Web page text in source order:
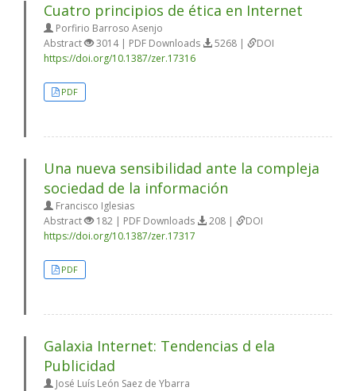
Cuatro principios de ética en Internet
Porfirio Barroso Asenjo
Abstract
3014 | PDF Downloads 5268 |
DOI
https://doi.org/10.1387/zer.17316
PDF
Una nueva sensibilidad ante la compleja
sociedad de la información
Francisco Iglesias
Abstract
182 | PDF Downloads 208 |
DOI
https://doi.org/10.1387/zer.17317
PDF
Galaxia Internet: Tendencias d ela
Publicidad
José Luís León Saez de Ybarra